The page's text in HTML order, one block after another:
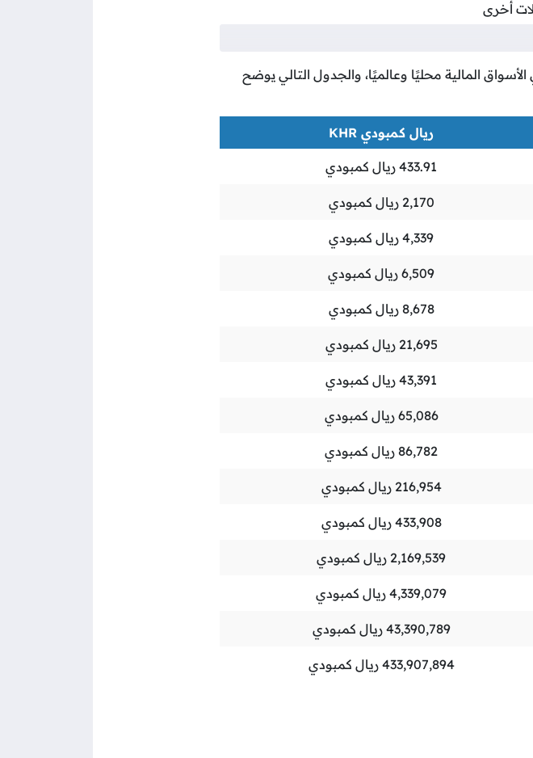
أخرى
المالية محليًا وعالميًا، والجدول التالي يوضح
ريال كمبودي KHR
433.91 ريال كمبودي
2,170 ريال كمبودي
4,339 ريال كمبودي
6,509 ريال كمبودي
8,678 ريال كمبودي
21,695 ريال كمبودي
43,391 ريال كمبودي
65,086 ريال كمبودي
86,782 ريال كمبودي
216,954 ريال كمبودي
433,908 ريال كمبودي
2,169,539 ريال كمبودي
4,339,079 ريال كمبودي
43,390,789 ريال كمبودي
433,907,894 ريال كمبودي